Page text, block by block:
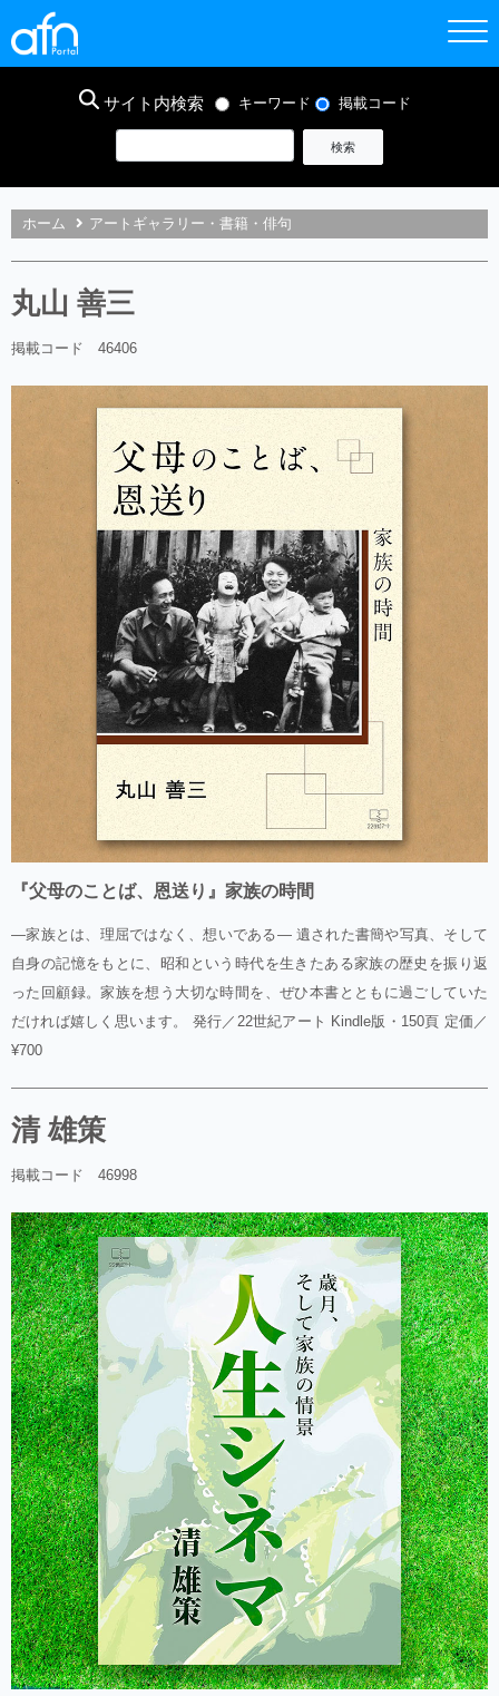
サイト内検索 キーワード 掲載コード
ホーム アートギャラリー・書籍・俳句
丸山 善三
掲載コード 46406
『父母のことば、恩送り』家族の時間
―家族とは、理屈ではなく、想いである― 遺された書簡や写真、そして
自身の記憶をもとに、昭和という時代を生きたある家族の歴史を振り返
った回顧録。家族を想う大切な時間を、ぜひ本書とともに過ごしていた
だければ嬉しく思います。 発行／22世紀アート Kindle版・150頁 定価／
¥700
清 雄策
掲載コード 46998